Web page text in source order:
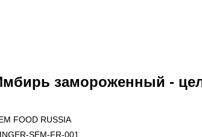
замороженный -
FOOD RUSSIA
SEM-FR-001